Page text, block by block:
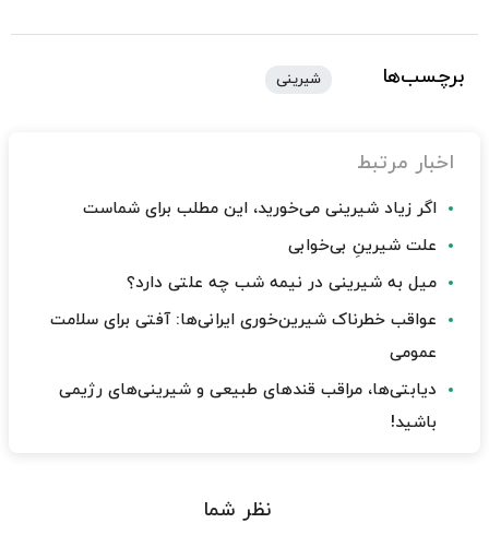
برچسب‌ها شیرینی
اخبار مرتبط
اگر زیاد شیرینی می‌خورید، این مطلب برای شماست
علت شیرینِ بی‌خوابی
میل به شیرینی در نیمه شب چه علتی دارد؟
عواقب خطرناک شیرین‌خوری ایرانی‌ها: آفتی برای سلامت
عمومی
دیابتی‌ها، مراقب قندهای طبیعی و شیرینی‌های رژیمی
باشید!
نظر شما